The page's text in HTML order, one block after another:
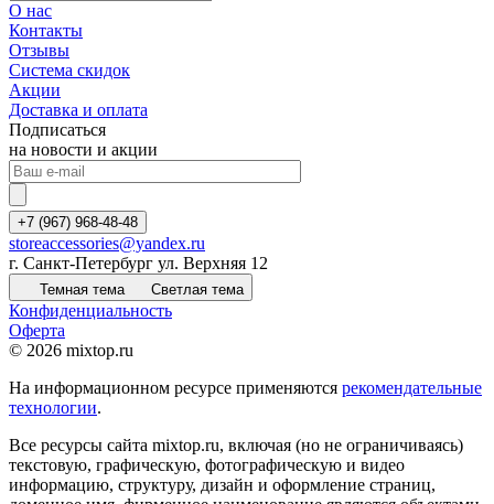
О нас
Контакты
Отзывы
Система скидок
Акции
Доставка и оплата
Подписаться
на новости и акции
+7 (967) 968-48-48
storeaccessories@yandex.ru
г. Санкт-Петербург ул. Верхняя 12
Темная тема Светлая тема
Конфиденциальность
Оферта
© 2026 mixtop.ru
На информационном ресурсе применяются рекомендательные
технологии.
Все ресурсы сайта mixtop.ru, включая (но не ограничиваясь)
текстовую, графическую, фотографическую и видео
информацию, структуру, дизайн и оформление страниц,